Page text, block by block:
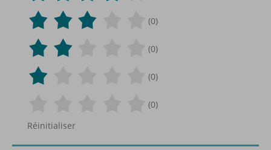
(0)
(0)
(0)
(0)
Réinitialiser